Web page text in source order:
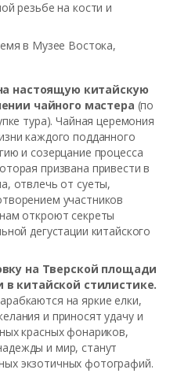
резьбе на кости и
в Музее Востока,
настоящую китайскую
чайного мастера (по
тура). Чайная церемония
каждого подданного
и созерцание процесса
призвана привести в
отвлечь от суеты,
участников
откроют секреты
дегустации китайского
на Тверской площади
китайской стилистике.
на яркие елки,
и приносят удачу и
красных фонариков,
и мир, станут
экзотичных фотографий.